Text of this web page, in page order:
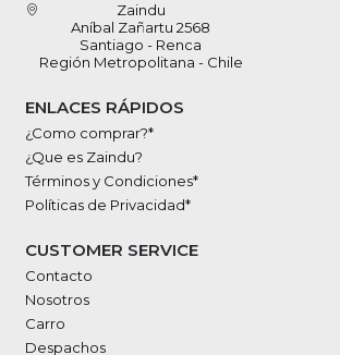
Zaindu
Aníbal Zañartu 2568
Santiago - Renca
Región Metropolitana - Chile
ENLACES RÁPIDOS
¿Como comprar?*
¿Que es Zaindu?
Términos y Condiciones*
Políticas de Privacidad*
CUSTOMER SERVICE
Contacto
Nosotros
Carro
Despachos